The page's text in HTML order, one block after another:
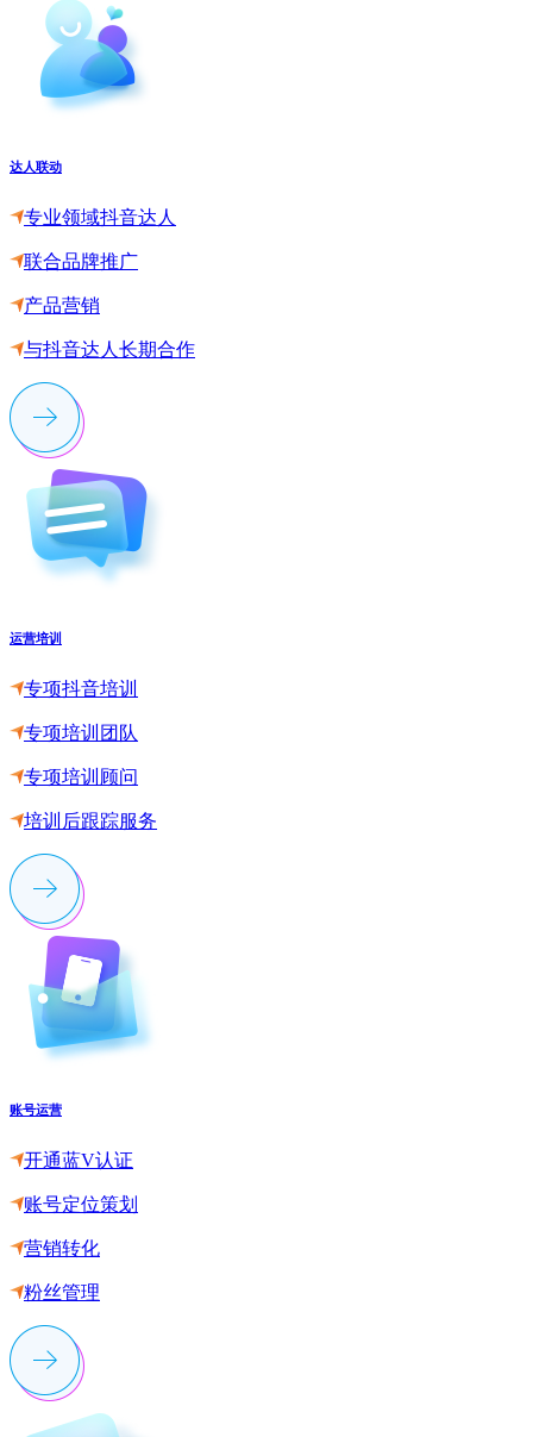
达人联动
专业领域抖音达人
联合品牌推广
产品营销
与抖音达人长期合作
运营培训
专项抖音培训
专项培训团队
专项培训顾问
培训后跟踪服务
账号运营
开通蓝V认证
账号定位策划
营销转化
粉丝管理